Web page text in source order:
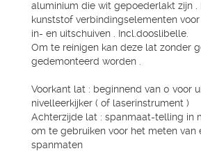
aluminium die wit gepoederlakt zijn .
kunststof verbindingselementen
in- en uitschuiven . Incl.dooslibelle.
Om te reinigen kan deze lat zonder
gedemonteerd worden .
Voorkant lat : beginnend van 0 voor
nivelleerkijker ( of laserinstrument )
Achterzijde lat : spanmaat-telling in
om te gebruiken voor het meten van
spanmaten